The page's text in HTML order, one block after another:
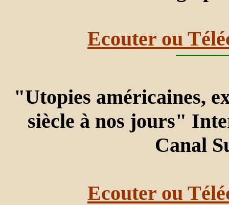
Ecouter ou
"Utopies américaines,
siècle à nos jours"
Canal
Ecouter ou